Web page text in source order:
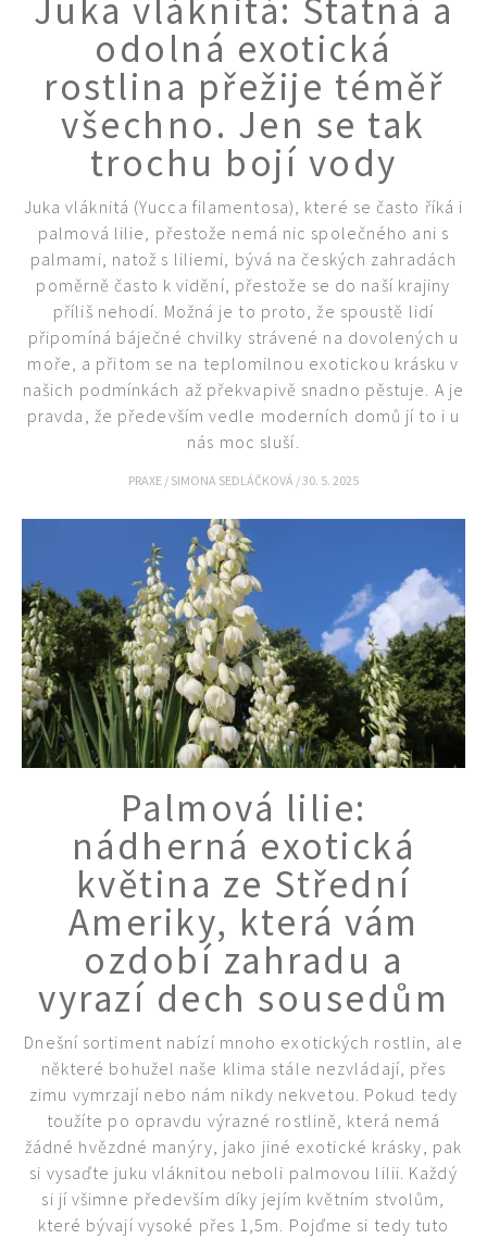
KVÍZY A TESTY
Naše krásná zahrada
Juka vláknitá: Statná a
odolná exotická
rostlina přežije téměř
všechno. Jen se tak
trochu bojí vody
Juka vláknitá (Yucca filamentosa), které se často říká i
palmová lilie, přestože nemá nic společného ani s
palmami, natož s liliemi, bývá na českých zahradách
poměrně často k vidění, přestože se do naší krajiny
příliš nehodí. Možná je to proto, že spoustě lidí
připomíná báječné chvilky strávené na dovolených u
moře, a přitom se na teplomilnou exotickou krásku v
našich podmínkách až překvapivě snadno pěstuje. A je
pravda, že především vedle moderních domů jí to i u
nás moc sluší.
PRAXE / SIMONA SEDLÁČKOVÁ /30. 5. 2025
Palmová lilie:
nádherná exotická
květina ze Střední
Ameriky, která vám
ozdobí zahradu a
vyrazí dech sousedům
Dnešní sortiment nabízí mnoho exotických rostlin, ale
některé bohužel naše klima stále nezvládají, přes
zimu vymrzají nebo nám nikdy nekvetou. Pokud tedy
toužíte po opravdu výrazné rostlině, která nemá
žádné hvězdné manýry, jako jiné exotické krásky, pak
si vysaďte juku vláknitou neboli palmovou lilii. Každý
si jí všimne především díky jejím květním stvolům,
které bývají vysoké přes 1,5m. Pojďme si tedy tuto